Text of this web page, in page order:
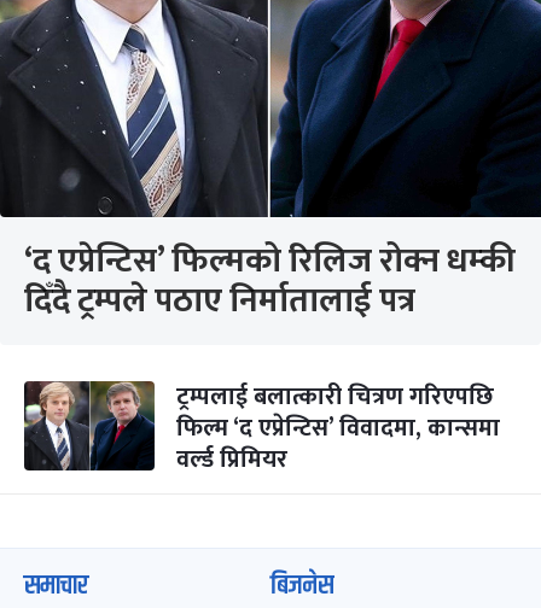
‘द एप्रेन्टिस’ फिल्मको रिलिज रोक्न धम्की
दिँदै ट्रम्पले पठाए निर्मातालाई पत्र
ट्रम्पलाई बलात्कारी चित्रण गरिएपछि
फिल्म ‘द एप्रेन्टिस’ विवादमा, कान्समा
वर्ल्ड प्रिमियर
समाचार बिजनेस